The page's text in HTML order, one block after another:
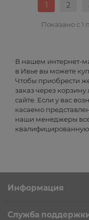
1 2
Показано с 1
В нашем интернет-
в Ивье вы можете
Чтобы приобрести
заказ через
сайте. Если у вас
касаемо
наши менеджеры
Информация
Служба